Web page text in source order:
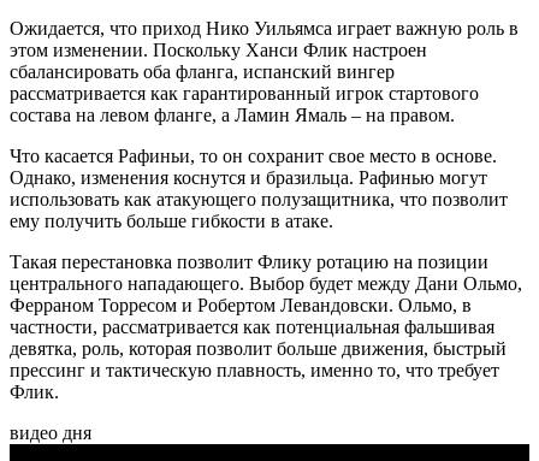
Ожидается, что приход Нико Уильямса играет важную роль в
этом изменении. Поскольку Ханси Флик настроен
сбалансировать оба фланга, испанский вингер
рассматривается как гарантированный игрок стартового
состава на левом фланге, а Ламин Ямаль – на правом.
Что касается Рафиньи, то он сохранит свое место в основе.
Однако, изменения коснутся и бразильца. Рафинью могут
использовать как атакующего полузащитника, что позволит
ему получить больше гибкости в атаке.
Такая перестановка позволит Флику ротацию на позиции
центрального нападающего. Выбор будет между Дани Ольмо,
Ферраном Торресом и Робертом Левандовски. Ольмо, в
частности, рассматривается как потенциальная фальшивая
девятка, роль, которая позволит больше движения, быстрый
прессинг и тактическую плавность, именно то, что требует
Флик.
видео дня